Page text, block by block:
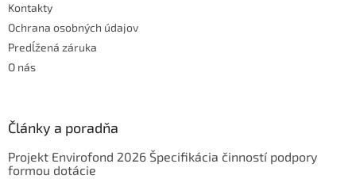
Kontakty
Ochrana osobných údajov
Predĺžená záruka
O nás
Články a poradňa
Projekt Envirofond 2026 Špecifikácia činností podpory
formou dotácie